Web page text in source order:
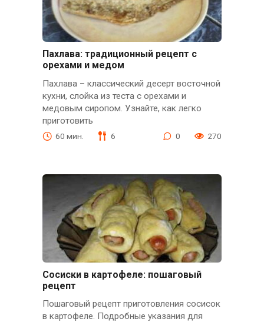
Пахлава: традиционный рецепт с
орехами и медом
Пахлава – классический десерт восточной
кухни, слойка из теста с орехами и
медовым сиропом. Узнайте, как легко
приготовить
60 мин. 6 0 270
Сосиски в картофеле: пошаговый
рецепт
Пошаговый рецепт приготовления сосисок
в картофеле. Подробные указания для